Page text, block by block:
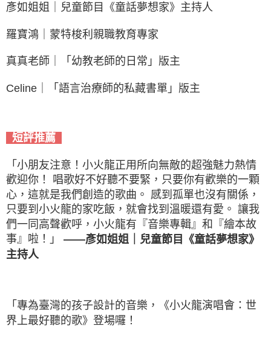
彥如姐姐｜兒童節目《童話夢想家》主持人
羅寶鴻｜蒙特梭利親職教育專家
真真老師｜「幼教老師的日常」版主
Celine｜「語言治療師的私藏書單」版主
短評推薦
「小朋友注意！小火龍正用所向無敵的超強魅力熱情
歡迎你！ 唱歌好不好聽不要緊，只要你有歡樂的一顆
心，這就是我們創造的歌曲。 感到孤單也沒有關係，
只要到小火龍的家吃飯，就會找到溫暖還有愛。 讓我
們一同高聲歡呼，小火龍有『音樂專輯』和『繪本故
事』啦！」
——彥如姐姐｜兒童節目《童話夢想家》
主持人
「專為臺灣的孩子設計的音樂，《小火龍演唱會：世
界上最好聽的歌》登場囉！